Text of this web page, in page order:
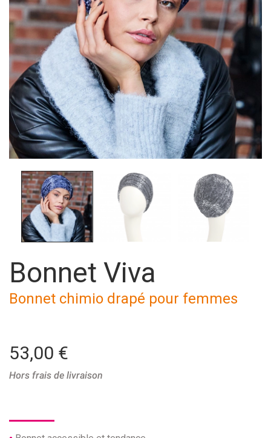
Bonnet Viva
Bonnet chimio drapé pour femmes
53,00 €
Hors frais de livraison